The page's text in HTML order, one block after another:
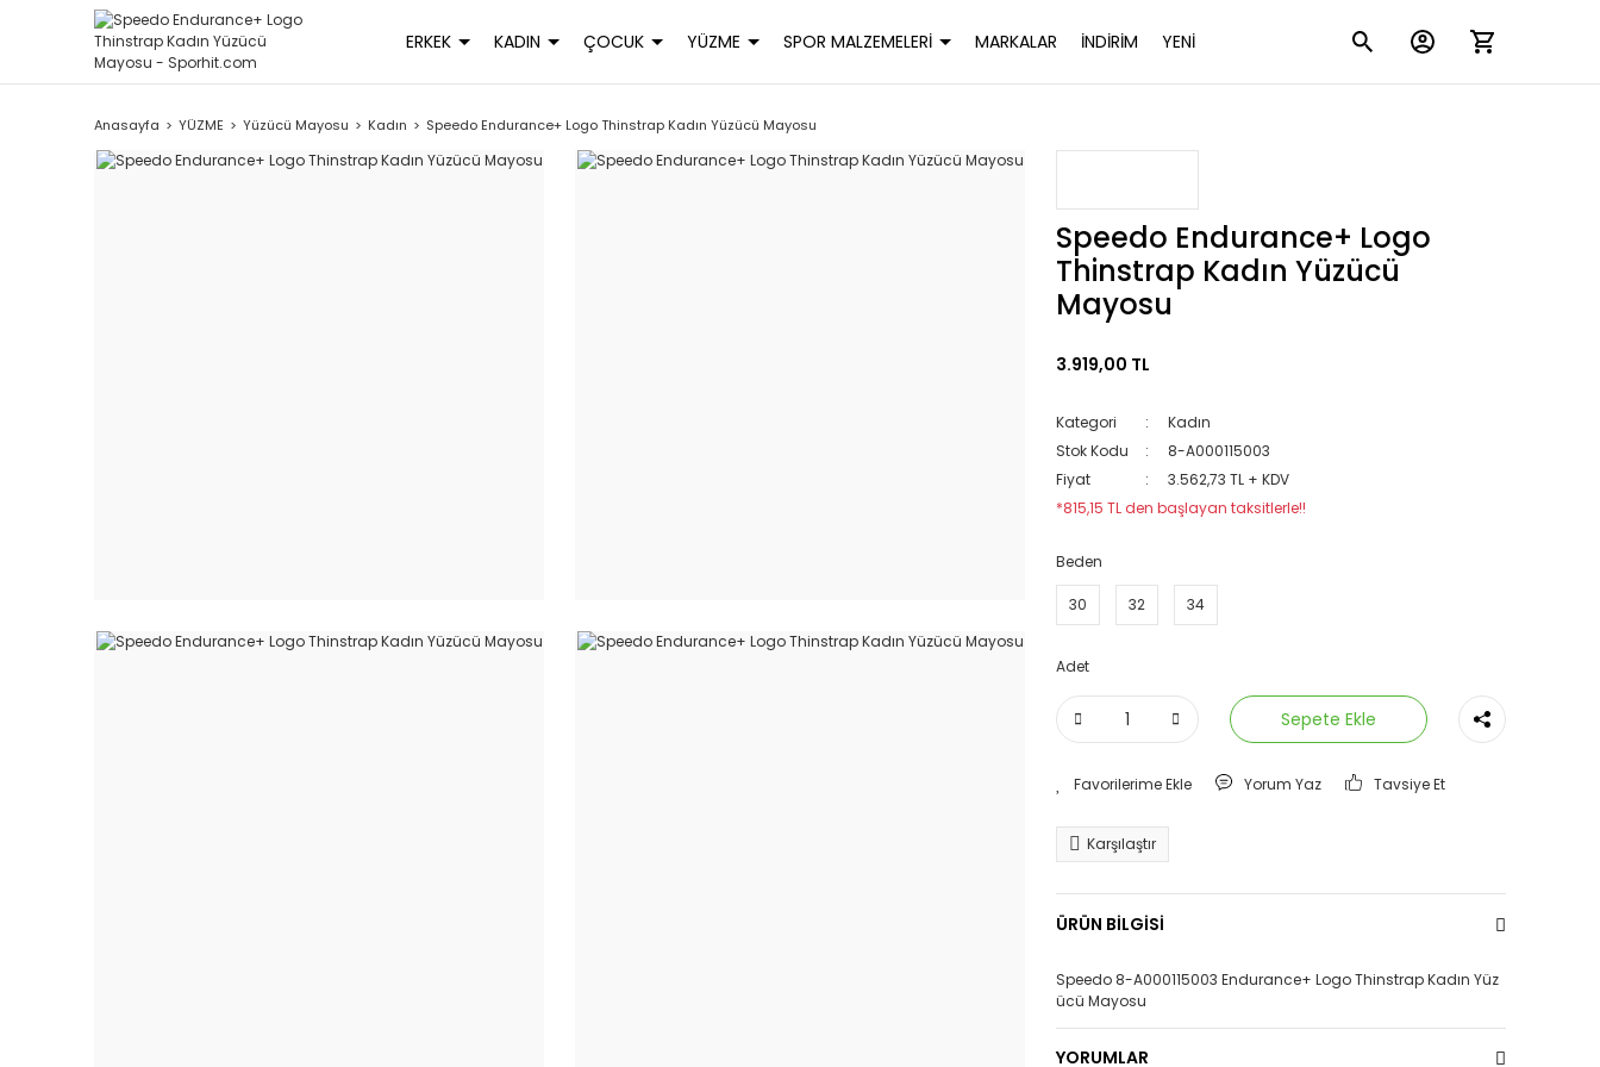
ERKEK KADIN ÇOCUK YÜZME SPOR MALZEMELERİ MARKALAR İNDİRİM YENİ
Anasayfa YÜZME Yüzücü Mayosu Kadın Speedo Endurance+ Logo Thinstrap Kadın Yüzücü Mayosu
Speedo Endurance+ Logo
Thinstrap Kadın Yüzücü
Mayosu
3.919,00 TL
Kategori
Kadın
Stok Kodu
8-A000115003
Fiyat
3.562,73 TL + KDV
*815,15 TL den başlayan taksitlerle!!
Beden
30 32 34
Adet
Sepete Ekle
Yorum Yaz Tavsiye Et
Karşılaştır
ÜRÜN BİLGİSİ
Speedo 8-A000115003 Endurance+ Logo Thinstrap Kadın Yüz
ücü Mayosu
YORUMLAR